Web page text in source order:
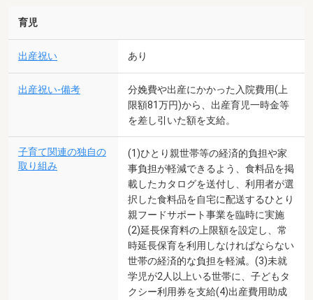
育児
出産祝い あり
出産祝い-備考
分娩費や出産にかかった入院費用(上
限額81万円)から、出産育児一時金等
を差し引いた額を支給。
子育て関連の独自の
取り組み
(1)ひとり親世帯等の経済的負担や家
事負担が軽減できるよう、食料品を掲
載したカタログを送付し、利用者が選
択した食料品を自宅に配送するひとり
親フードサポート事業を臨時に実施
(2)延長保育料の上限額を設定し、常
時延長保育を利用しなければならない
世帯の経済的な負担を軽減。(3)未就
学児が2人以上いる世帯に、子どもタ
クシー利用券を支給(4)出産費用助成